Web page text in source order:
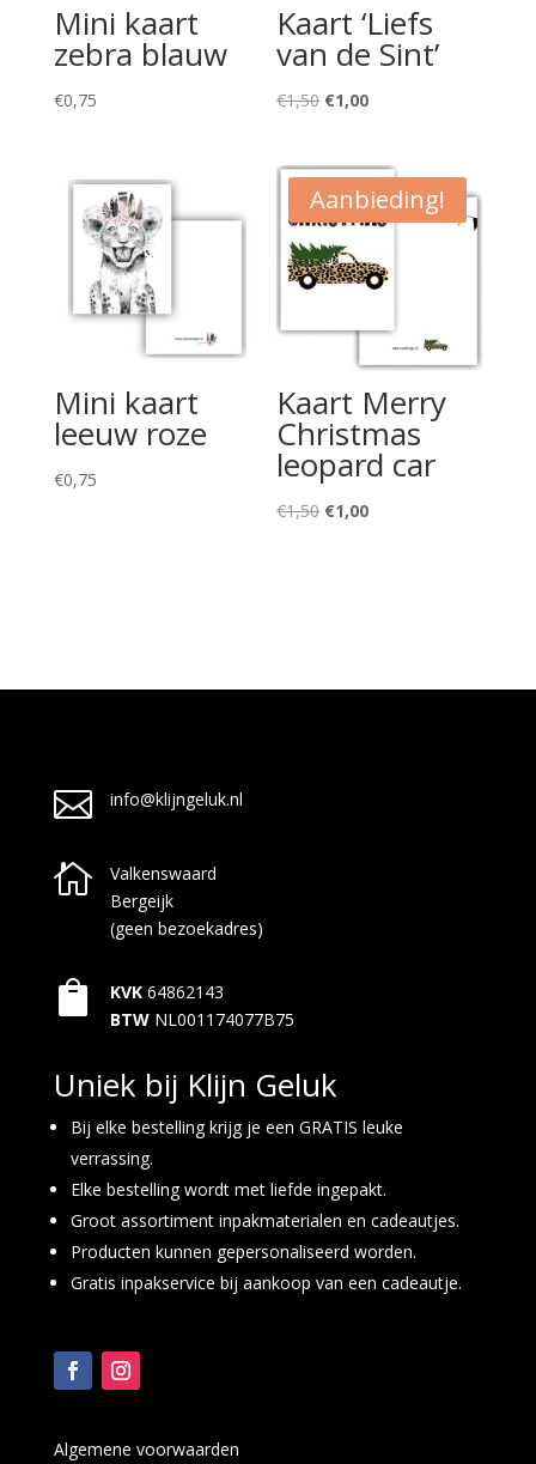
Mini kaart
zebra blauw
€0,75
Kaart ‘Liefs
van de Sint’
€1,50 Oorspronkelijke
was:
€1,50.
€1,00Huidige
is:
€1,00.
Mini kaart
leeuw roze
€0,75
Aanbieding!
Kaart Merry
Christmas
leopard car
€1,50 Oorspronkelijke
€1,00Huidige
 info@klijngeluk.nl

Valkenswaard
Bergeijk
(geen bezoekadres)
 KVK 64862143
BTW NL001174077B75
Uniek bij Klijn Geluk
Bij elke bestelling krijg je een GRATIS leuke
verrassing.
Elke bestelling wordt met liefde ingepakt.
Groot assortiment inpakmaterialen en cadeautjes.
Producten kunnen gepersonaliseerd worden.
Gratis inpakservice bij aankoop van een cadeautje.
Algemene voorwaarden